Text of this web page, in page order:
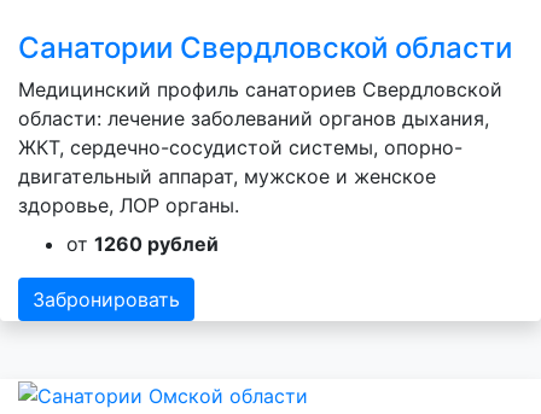
Санатории Свердловской области
Медицинский профиль санаториев Свердловской
области: лечение заболеваний органов дыхания,
ЖКТ, сердечно-сосудистой системы, опорно-
двигательный аппарат, мужское и женское
здоровье, ЛОР органы.
от 1260 рублей
Забронировать